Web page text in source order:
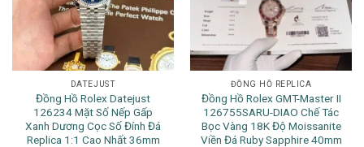
DATEJUST
Đồng Hồ Rolex Datejust
126234 Mặt Số Nếp Gấp
Xanh Dương Cọc Số Đính Đá
Replica 1:1 Cao Nhất 36mm
ĐỒNG HỒ REPLICA
Đồng Hồ Rolex GMT-Master II
126755SARU-DIAO Chế Tác
Bọc Vàng 18K Độ Moissanite
Viền Đá Ruby Sapphire 40mm